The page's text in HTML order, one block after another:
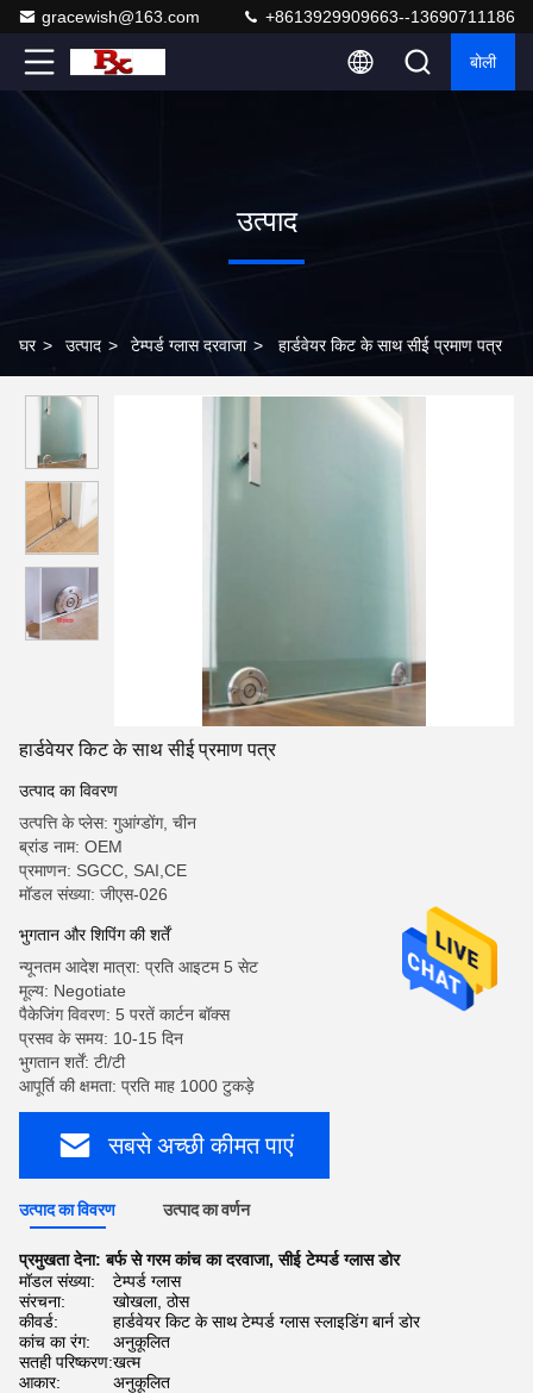
gracewish@163.com +8613929909663--13690711186
बोली
उत्पाद
घर > उत्पाद > टेम्पर्ड ग्लास दरवाजा > हार्डवेयर किट के साथ सीई प्रमाण पत्र
हार्डवेयर किट के साथ सीई प्रमाण पत्र
उत्पाद का विवरण
उत्पत्ति के प्लेस: गुआंग्डोंग, चीन
ब्रांड नाम: OEM
प्रमाणन: SGCC, SAI,CE
मॉडल संख्या: जीएस-026
भुगतान और शिपिंग की शर्तें
न्यूनतम आदेश मात्रा: प्रति आइटम 5 सेट
मूल्य: Negotiate
पैकेजिंग विवरण: 5 परतें कार्टन बॉक्स
प्रसव के समय: 10-15 दिन
भुगतान शर्तें: टी/टी
आपूर्ति की क्षमता: प्रति माह 1000 टुकड़े
सबसे अच्छी कीमत पाएं
उत्पाद का विवरण उत्पाद का वर्णन
प्रमुखता देना:बर्फ से गरम कांच का दरवाजा,सीई टेम्पर्ड ग्लास डोर
मॉडल संख्या:
टेम्पर्ड ग्लास
संरचना:
खोखला, ठोस
कीवर्ड:
हार्डवेयर किट के साथ टेम्पर्ड ग्लास स्लाइडिंग बार्न डोर
कांच का रंग:
अनुकूलित
सतही परिष्करण:खत्म
आकार:
अनुकूलित